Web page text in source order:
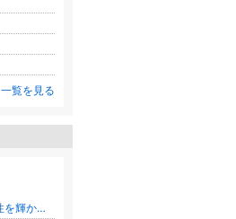
一覧を見る
心の瞑想曼荼羅アートのお教室＆個性を輝かせるISD個性心理学～Anela～大分市